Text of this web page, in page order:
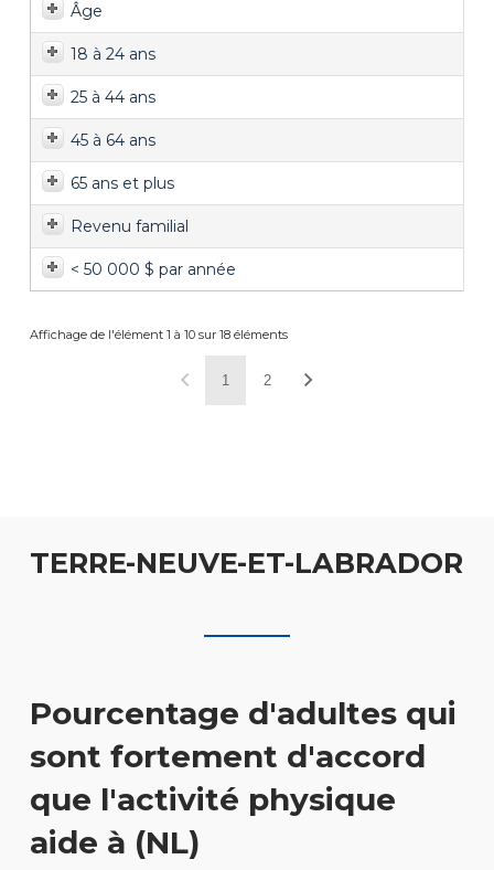
Âge
18 à 24 ans
25 à 44 ans
45 à 64 ans
65 ans et plus
Revenu familial
< 50 000 $ par année
Affichage de l'élément 1 à 10 sur 18 éléments
1 2
TERRE-NEUVE-ET-LABRADOR
Pourcentage d'adultes qui
sont fortement d'accord
que l'activité physique
aide à (NL)